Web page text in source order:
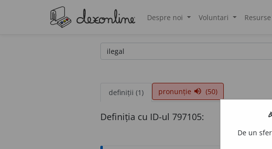
Despre noi Voluntari Resurse
definiții (1) pronunție volume_up (50)
Definiția cu ID-ul 797105:
De un